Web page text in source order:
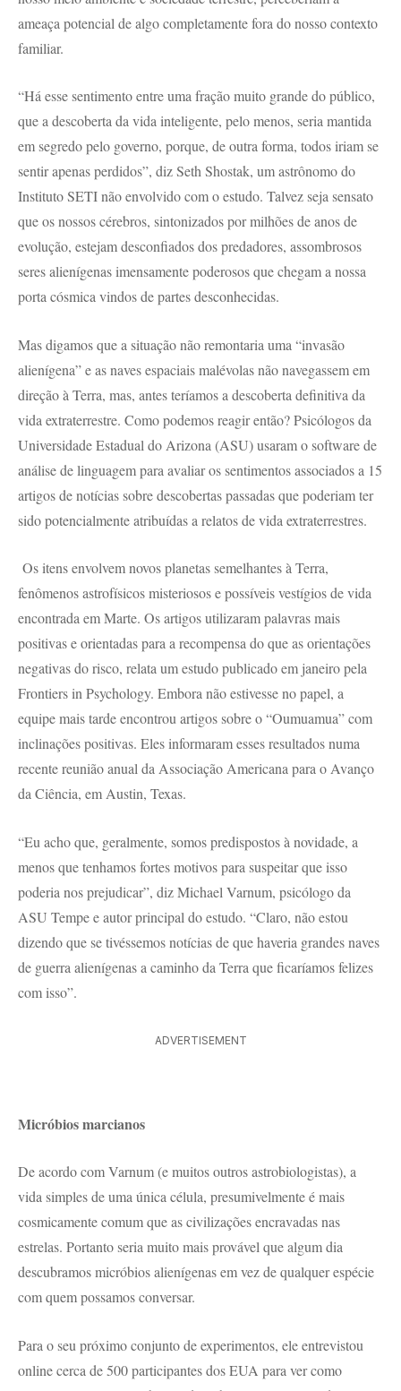
ameaça potencial de algo completamente fora do nosso contexto
familiar.
“Há esse sentimento entre uma fração muito grande do público,
que a descoberta da vida inteligente, pelo menos, seria mantida
em segredo pelo governo, porque, de outra forma, todos iriam se
sentir apenas perdidos”, diz Seth Shostak, um astrônomo do
Instituto SETI não envolvido com o estudo. Talvez seja sensato
que os nossos cérebros, sintonizados por milhões de anos de
evolução, estejam desconfiados dos predadores, assombrosos
seres alienígenas imensamente poderosos que chegam a nossa
porta cósmica vindos de partes desconhecidas.
Mas digamos que a situação não remontaria uma “invasão
alienígena” e as naves espaciais malévolas não navegassem em
direção à Terra, mas, antes teríamos a descoberta definitiva da
vida extraterrestre. Como podemos reagir então? Psicólogos da
Universidade Estadual do Arizona (ASU) usaram o software de
análise de linguagem para avaliar os sentimentos associados a 15
artigos de notícias sobre descobertas passadas que poderiam ter
sido potencialmente atribuídas a relatos de vida extraterrestres.
Os itens envolvem novos planetas semelhantes à Terra,
fenômenos astrofísicos misteriosos e possíveis vestígios de vida
encontrada em Marte. Os artigos utilizaram palavras mais
positivas e orientadas para a recompensa do que as orientações
negativas do risco, relata um estudo publicado em janeiro pela
Frontiers in Psychology. Embora não estivesse no papel, a
equipe mais tarde encontrou artigos sobre o “Oumuamua” com
inclinações positivas. Eles informaram esses resultados numa
recente reunião anual da Associação Americana para o Avanço
da Ciência, em Austin, Texas.
“Eu acho que, geralmente, somos predispostos à novidade, a
menos que tenhamos fortes motivos para suspeitar que isso
poderia nos prejudicar”, diz Michael Varnum, psicólogo da
ASU Tempe e autor principal do estudo. “Claro, não estou
dizendo que se tivéssemos notícias de que haveria grandes naves
de guerra alienígenas a caminho da Terra que ficaríamos felizes
com isso”.
ADVERTISEMENT
Micróbios marcianos
De acordo com Varnum (e muitos outros astrobiologistas), a
vida simples de uma única célula, presumivelmente é mais
cosmicamente comum que as civilizações encravadas nas
estrelas. Portanto seria muito mais provável que algum dia
descubramos micróbios alienígenas em vez de qualquer espécie
com quem possamos conversar.
Para o seu próximo conjunto de experimentos, ele entrevistou
online cerca de 500 participantes dos EUA para ver como